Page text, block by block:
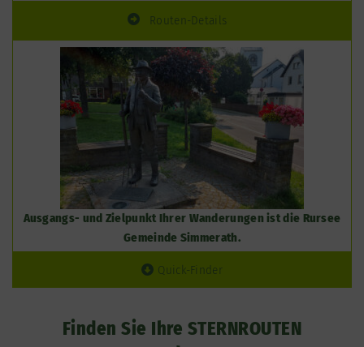
Routen-Details
Ausgangs- und Zielpunkt Ihrer Wanderungen ist die Rursee
Gemeinde Simmerath.
Quick-Finder
Finden Sie Ihre STERNROUTEN